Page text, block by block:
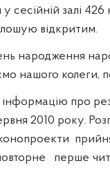
сесійній залі
відкритим.
народження
нашого колеги,
про
2010 року.
перше